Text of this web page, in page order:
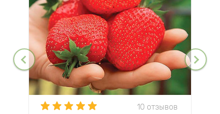
10 отзывов